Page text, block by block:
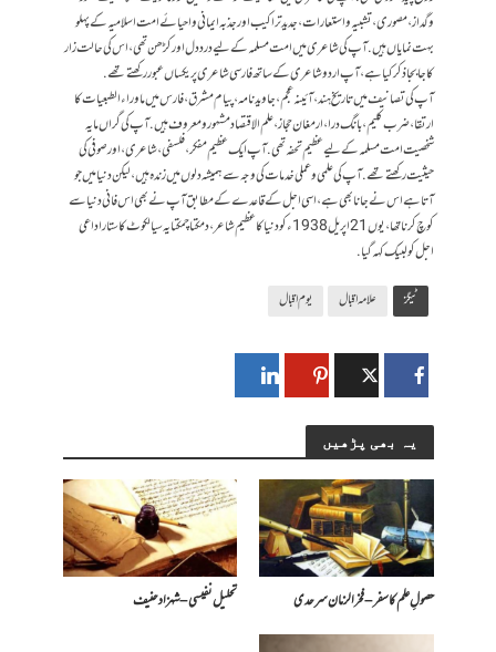
وگداز، مصوری، تشبیہ واستعارات، جدید تراکیب اور جذبہ ایمانی و احیائے امت اسلامیہ کے پہلو
بہت نمایاں ہیں. آپ کی شاعری میں امت مسلمہ کے لیے درد دل اور کڑھن تھی، اس کی حالت زار
کا جابجا ذکر کیا ہے، آپ اردو شاعری کے ساتھ فارسی شاعری پر یکساں عبور رکھتے تھے.
آپ کی تصانیف میں تاریخ ہند، آئینہ عجم، جاوید نامہ، پیام مشرق، فارس میں ماوراءالطبعیات کا
ارتقا، ضرب کلیم، بانگ درا، ارمغان حجاز، علم الاقتصاد مشہور ومعروف ہیں. آپ کی گراں مایہ
شخصیت امت مسلمہ کے لیے عظیم تحفہ تھی. آپ ایک عظیم مفکر، فلسفی، شاعری، اور صوفی کی
حیثیت رکھتے تھے. آ پ کی علمی وعملی خدمات کی وجہ سے ہمیشہ دلوں میں زندہ ہیں، لیکن دنیا میں جو
آتا ہے اس نے جانا بھی ہے، اسی اجل کے قاعدے کے مطابق آپ نے بھی اس فانی دنیا سے
کوچ کرنا تھا، یوں21اپریل 1938ء کودنیا کا عظیم شاعر، دمکتا چمکتا یہ سیالکوٹ کا ستارا داعی
اجل کو لبیک کہہ گیا.
ٹیگز علامہ اقبال یوم اقبال
یہ بھی پڑھیں
حصولِ علم کا سفر – فخرالزمان سرحدی تحلیل نفیسی – شہزاد حنیف